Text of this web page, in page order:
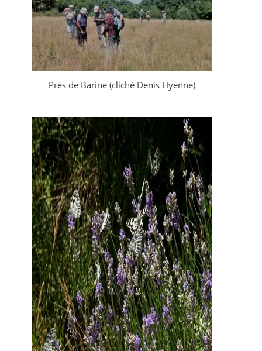
Prés de Barine (cliché Denis Hyenne)